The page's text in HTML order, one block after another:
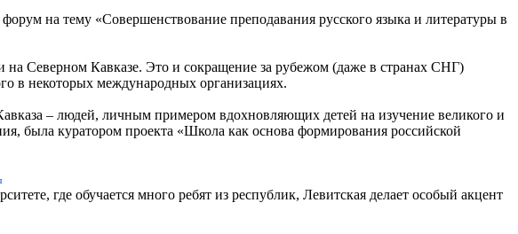
на тему «Совершенствование преподавания русского языка и литературы в
на Северном Кавказе. Это и сокращение за рубежом (даже в странах СНГ)
в некоторых международных организациях.
– людей, личным примером вдохновляющих детей на изучение великого и
была куратором проекта «Школа как основа формирования российской
где обучается много ребят из республик, Левитская делает особый акцент